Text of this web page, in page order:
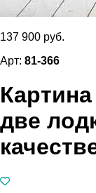
137 900 руб.
Арт: 81-366
две